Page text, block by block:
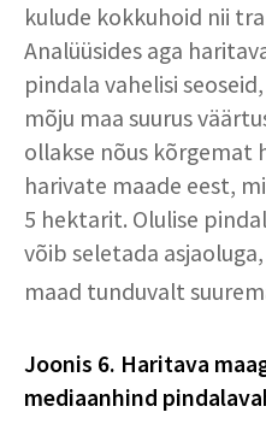
kulude kokkuhoid nii
Analüüsides aga
pindala vahelisi
mõju maa suurus
ollakse nõus kõrgemat
harivate maade eest,
5 hektarit. Olulise
võib seletada
maad tunduvalt
Joonis 6. Haritava
mediaanhind